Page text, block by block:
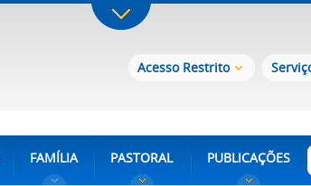
Acesso Restrito
FAMÍLIA PASTORAL PUBLICAÇÕES